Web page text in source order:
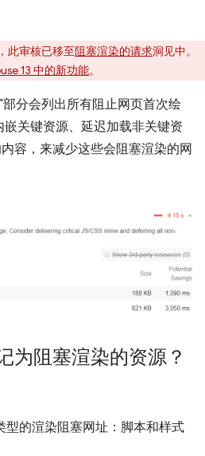
此审核已移至阻塞渲染的请求洞见中。
13 中的新功能。
分会列出所有阻止网页首次绘
关键资源、延迟加载非关键资
容，来减少这些会阻塞渲染的网
为阻塞渲染的资源？
型的渲染阻塞网址：脚本和样式